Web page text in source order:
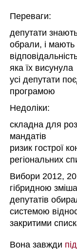
Переваги:
депутати
обрали, і
яка їх висунула
усі депутати
програмою
Недоліки:
складна для
мандатів
ризик гострої
регіональних
Вибори 2012,
гібридною
депутатів
системою
закритими
Вона завжди